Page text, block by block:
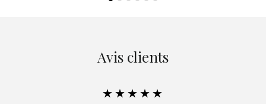
Avis clients
★★★★★